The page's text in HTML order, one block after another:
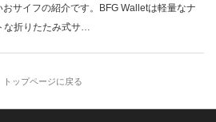
サイフの紹介です。BFG Walletは軽量なナ
な折りたたみ式サ…
トップページに戻る